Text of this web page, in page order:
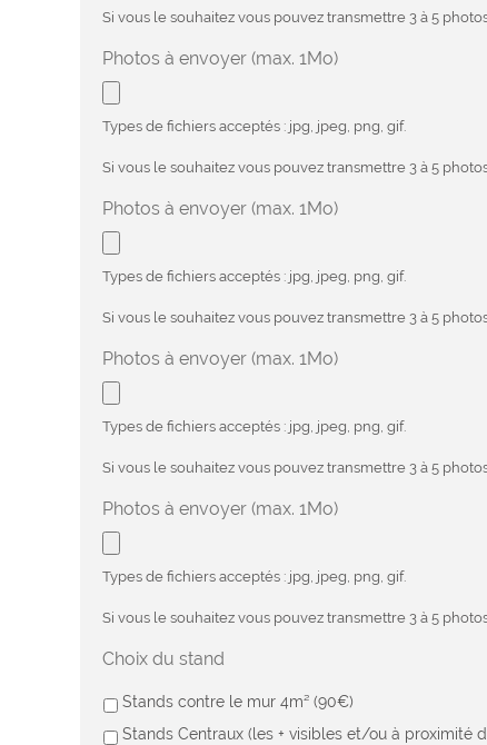
Si vous le souhaitez vous pouvez transmettre 3 à 5
Photos à envoyer (max. 1Mo)
Types de fichiers acceptés : jpg, jpeg, png, gif.
Si vous le souhaitez vous pouvez transmettre 3 à 5
Photos à envoyer (max. 1Mo)
Types de fichiers acceptés : jpg, jpeg, png, gif.
Si vous le souhaitez vous pouvez transmettre 3 à 5
Photos à envoyer (max. 1Mo)
Types de fichiers acceptés : jpg, jpeg, png, gif.
Si vous le souhaitez vous pouvez transmettre 3 à 5
Photos à envoyer (max. 1Mo)
Types de fichiers acceptés : jpg, jpeg, png, gif.
Si vous le souhaitez vous pouvez transmettre 3 à 5
Choix du stand
Stands contre le mur 4m² (90€)
Stands Centraux (les + visibles et/ou à proximité